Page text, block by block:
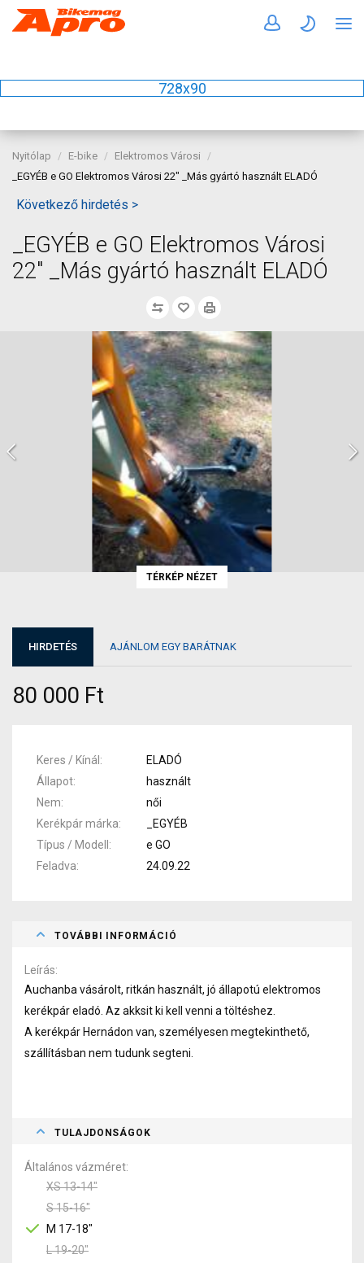
728x90
Nyitólap E-bike
Elektromos Városi
_EGYÉB e GO Elektromos Városi 22" _Más gyártó használt ELADÓ
Következő hirdetés >
_EGYÉB e GO Elektromos Városi
22" _Más gyártó használt ELADÓ
TÉRKÉP NÉZET
HIRDETÉS AJÁNLOM EGY BARÁTNAK
80 000 Ft
Keres / Kínál
ELADÓ
Állapot
használt
Nem
női
Kerékpár márka
_EGYÉB
Típus / Modell
e GO
Feladva
24.09.22
TOVÁBBI INFORMÁCIÓ
Leírás
Auchanba vásárolt, ritkán használt, jó állapotú elektromos
kerékpár eladó. Az akksit ki kell venni a töltéshez.
A kerékpár Hernádon van, személyesen megtekinthető,
szállításban nem tudunk segteni.
TULAJDONSÁGOK
Általános vázméret
XS 13-14"
S 15-16"
M 17-18"
L 19-20"